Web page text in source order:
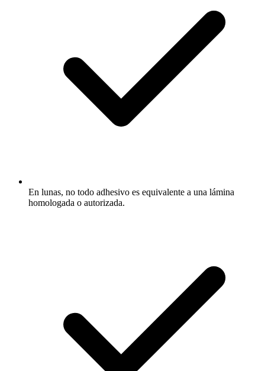
En lunas, no todo adhesivo es equivalente a una lámina
homologada o autorizada.